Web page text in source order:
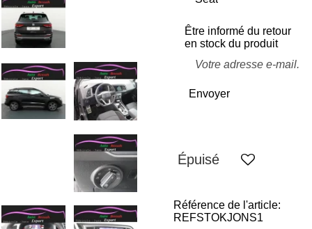
Être informé du retour
en stock du produit
Envoyer
Épuisé
Référence de l'article:
REFSTOKJONS1